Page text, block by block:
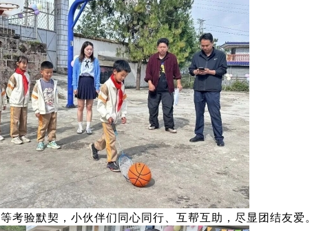
考验默契，小伙伴们同心同行、互帮互助，尽显团结友爱。